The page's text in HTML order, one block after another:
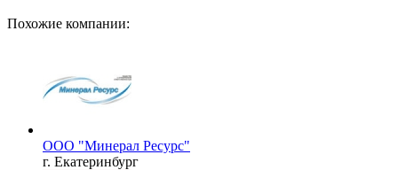
Похожие компании:
ООО "Минерал Ресурс"
г. Екатеринбург